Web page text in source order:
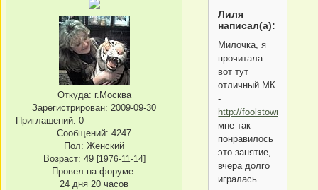
Откуда: г.Москва
Зарегистрирован: 2009-09-30
Приглашений: 0
Сообщений: 4247
Пол: Женский
Возраст: 49 [1976-11-14]
Провел на форуме:
24 дня 20 часов
Лиля
написал(а):
Милочка, я
прочитала
вот тут
отличный МК
-
http://foolstown.com/
мне так
понравилось
это занятие,
вчера долго
игралась